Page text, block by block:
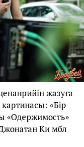
жазуға
«Бір
«Одержимость»
Ки мбл